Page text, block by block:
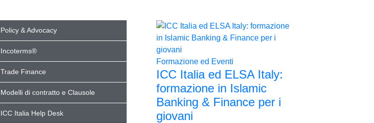
Policy & Advocacy
Incoterms®
Trade Finance
Modelli di contratto e Clausole
ICC Italia Help Desk
Formazione ed Eventi
ICC Italia ed ELSA Italy:
formazione in Islamic
Banking & Finance per i
giovani